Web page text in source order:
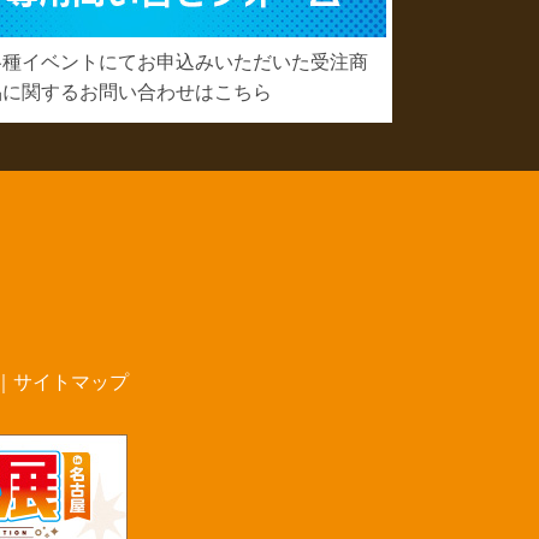
イベントにてお申込みいただいた受注商
関するお問い合わせはこちら
サイトマップ